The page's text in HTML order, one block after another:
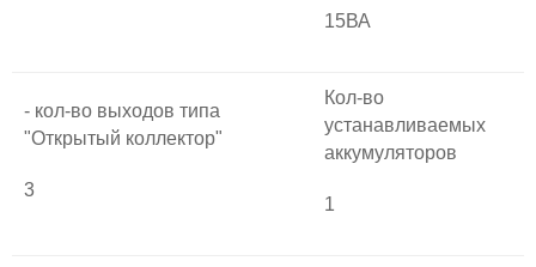
15ВА
- кол-во выходов типа
"Открытый коллектор"
3
Кол-во
устанавливаемых
аккумуляторов
1